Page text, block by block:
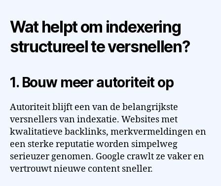
Wat helpt om indexering
structureel te versnellen?
1. Bouw meer autoriteit op
Autoriteit blijft een van de belangrijkste
versnellers van indexatie. Websites met
kwalitatieve backlinks, merkvermeldingen en
een sterke reputatie worden simpelweg
serieuzer genomen. Google crawlt ze vaker en
vertrouwt nieuwe content sneller.